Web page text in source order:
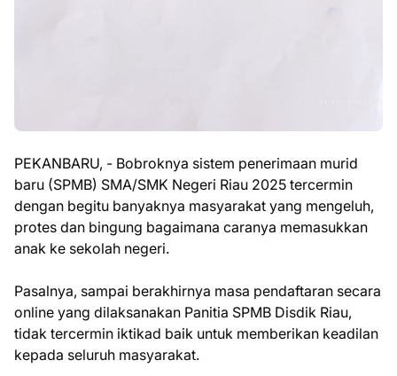
PEKANBARU, - Bobroknya sistem penerimaan murid
baru (SPMB) SMA/SMK Negeri Riau 2025 tercermin
dengan begitu banyaknya masyarakat yang mengeluh,
protes dan bingung bagaimana caranya memasukkan
anak ke sekolah negeri.
Pasalnya, sampai berakhirnya masa pendaftaran secara
online yang dilaksanakan Panitia SPMB Disdik Riau,
tidak tercermin iktikad baik untuk memberikan keadilan
kepada seluruh masyarakat.